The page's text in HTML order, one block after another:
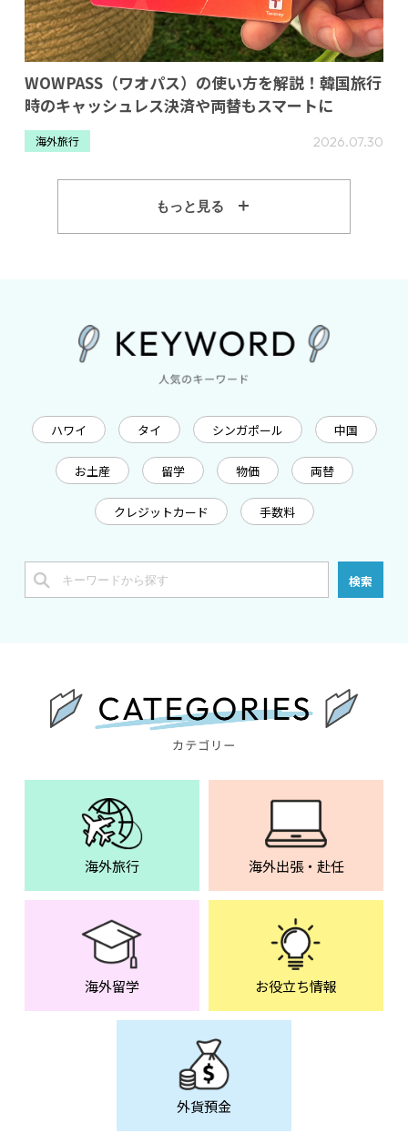
WOWPASS（ワオパス）の使い方を解説！韓国旅行
時のキャッシュレス決済や両替もスマートに
海外旅行 2026.07.30
もっと見る
ハワイ タイ シンガポール 中国
お土産 留学 物価 両替
クレジットカード 手数料
検索
海外旅行 海外出張・赴任
海外留学 お役立ち情報
外貨預金